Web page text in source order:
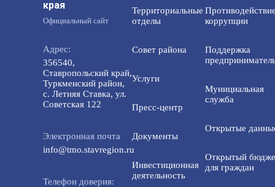
края
Официальный сайт
Адрес:
356540,
Ставропольский край,
Туркменский район,
с. Летняя Ставка, ул.
Советская 122
Электронная почта
info@tmo.stavregion.ru
Телефон доверия:
Территориальные
отделы
Совет района
Услуги
Пресс-центр
Документы
Инвестиционная
деятельность
коррупции
Поддержка
Мунициальная
служба
Открытые
Открытый
для граждан